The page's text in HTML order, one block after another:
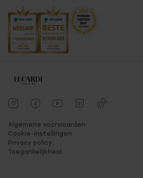
Algemene voorwaarden
Cookie-instellingen
Privacy policy
Toegankelijkheid